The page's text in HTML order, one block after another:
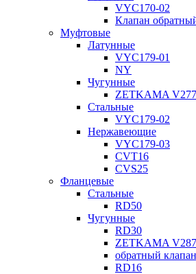
VYC170-02
Клапан
Муфтовые
Латунные
VYC179-01
NY
Чугунные
ZETKAMA V277
Стальные
VYC179-02
Нержавеющие
VYC179-03
CVT16
CVS25
Фланцевые
Стальные
RD50
Чугунные
RD30
ZETKAMA V287
обратный
RD16